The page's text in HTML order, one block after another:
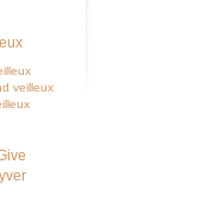
veilleux